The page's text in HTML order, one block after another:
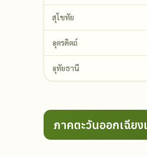
สุโขทัย
อุตรดิตถ์
อุทัยธานี
ภาคตะวันออกเฉีย